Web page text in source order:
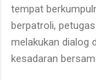
tempat
berpatroli,
melakukan dialog
kesadaran